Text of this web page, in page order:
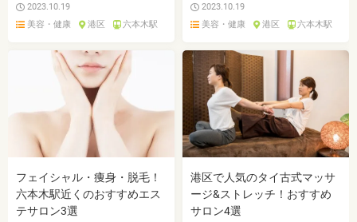
2023.10.19
美容・健康
港区 六本木駅
2023.10.19
美容・健康
港区 六本木駅
フェイシャル・痩身・脱毛！
六本木駅近くのおすすめエス
テサロン3選
港区で人気のタイ古式マッサ
ージ&ストレッチ！おすすめ
サロン4選